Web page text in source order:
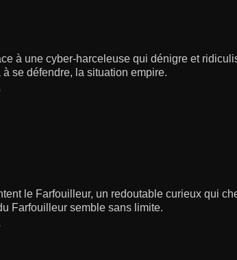
à une cyber-harceleuse qui dénigre et
se défendre, la situation empire.
le Farfouilleur, un redoutable curieux qui
Farfouilleur semble sans limite.